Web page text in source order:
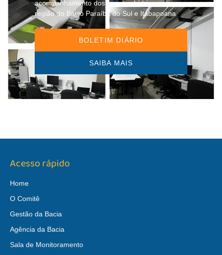
acompanhamento dos eventos hídricos na
região do Baixo Paraíba do Sul e Itabapoana
BOLETIM DIÁRIO
SAIBA MAIS
Acesso rápido
Home
O Comitê
Gestão da Bacia
Agência da Bacia
Sala de Monitoramento